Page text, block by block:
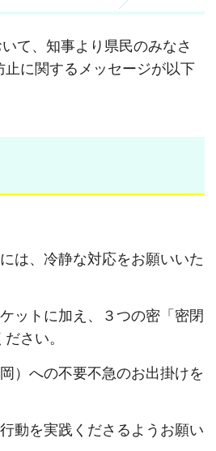
て、知事より県民のみなさ
に関するメッセージが以下
は、冷静な対応をお願いいた
ットに加え、３つの密「密閉
さい。
）への不要不急のお出掛けを
動を実践くださるようお願い